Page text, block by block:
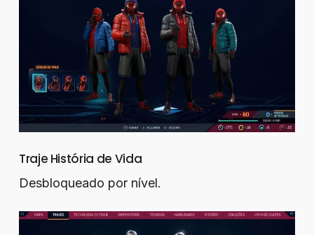
Traje História de Vida
Desbloqueado por nível.